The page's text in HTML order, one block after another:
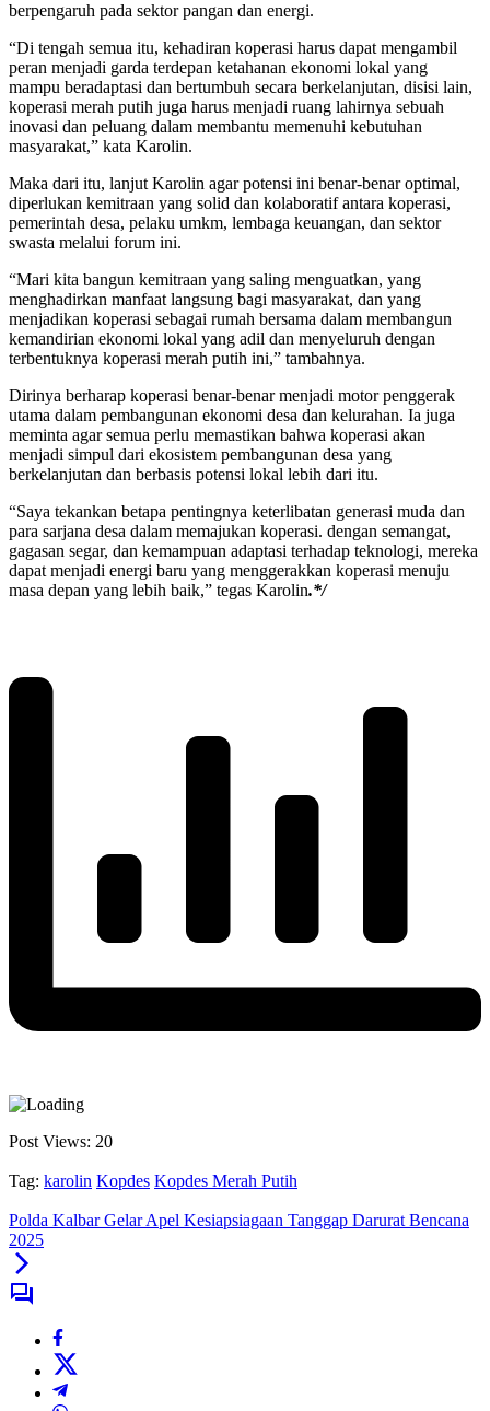
berpengaruh pada sektor pangan dan energi.
“Di tengah semua itu, kehadiran koperasi harus dapat mengambil
peran menjadi garda terdepan ketahanan ekonomi lokal yang
mampu beradaptasi dan bertumbuh secara berkelanjutan, disisi lain,
koperasi merah putih juga harus menjadi ruang lahirnya sebuah
inovasi dan peluang dalam membantu memenuhi kebutuhan
masyarakat,” kata Karolin.
Maka dari itu, lanjut Karolin agar potensi ini benar-benar optimal,
diperlukan kemitraan yang solid dan kolaboratif antara koperasi,
pemerintah desa, pelaku umkm, lembaga keuangan, dan sektor
swasta melalui forum ini.
“Mari kita bangun kemitraan yang saling menguatkan, yang
menghadirkan manfaat langsung bagi masyarakat, dan yang
menjadikan koperasi sebagai rumah bersama dalam membangun
kemandirian ekonomi lokal yang adil dan menyeluruh dengan
terbentuknya koperasi merah putih ini,” tambahnya.
Dirinya berharap koperasi benar-benar menjadi motor penggerak
utama dalam pembangunan ekonomi desa dan kelurahan. Ia juga
meminta agar semua perlu memastikan bahwa koperasi akan
menjadi simpul dari ekosistem pembangunan desa yang
berkelanjutan dan berbasis potensi lokal lebih dari itu.
“Saya tekankan betapa pentingnya keterlibatan generasi muda dan
para sarjana desa dalam memajukan koperasi. dengan semangat,
gagasan segar, dan kemampuan adaptasi terhadap teknologi, mereka
dapat menjadi energi baru yang menggerakkan koperasi menuju
masa depan yang lebih baik,” tegas Karolin.*/
Post Views: 20
Tag: karolin Kopdes Kopdes Merah Putih
Polda Kalbar Gelar Apel Kesiapsiagaan Tanggap Darurat Bencana
2025